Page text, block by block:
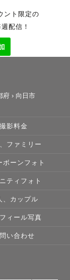
ント限定の
配信！
府› 向日市
撮影料金
ファミリー
ボーンフォト
ティフォト
、カップル
ィール写真
い合わせ